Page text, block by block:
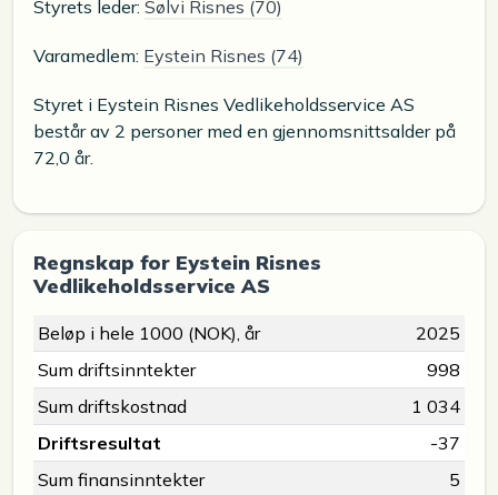
Styrets leder: Sølvi Risnes (70)
Varamedlem: Eystein Risnes (74)
Styret i Eystein Risnes Vedlikeholdsservice AS
består av 2 personer med en gjennomsnittsalder på
72,0 år.
Regnskap for Eystein Risnes
Vedlikeholdsservice AS
Beløp i hele 1000 (NOK), år
2025
Sum driftsinntekter
998
Sum driftskostnad
1 034
Driftsresultat
-37
Sum finansinntekter
5